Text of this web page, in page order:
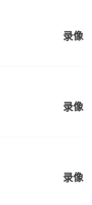
录像
录像
录像